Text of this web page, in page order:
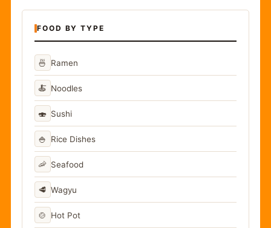
FOOD BY TYPE
🍜 Ramen
🍝 Noodles
🍣 Sushi
🍚 Rice Dishes
🦐 Seafood
🥩 Wagyu
🍲 Hot Pot